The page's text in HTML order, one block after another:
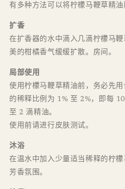
有多种方法可以将柠檬马鞭草精油
扩香
在扩香器的水中滴入几滴柠檬马
美的柑橘香气缓缓扩散。房间。
局部使用
使用柠檬马鞭草精油前，务必先
的稀释比例为 1% 至 2%，即每
至 2 滴精油。
使用前请进行皮肤测试。
沐浴
在温水中加入少量适当稀释的柠
芳香氛围。